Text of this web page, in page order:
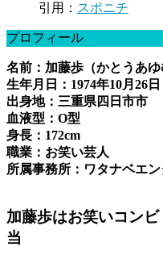
引用： スポニチ
プロフィール
名前：加藤歩（かとうあゆ
生年月日：1974年10月26日
出身地：三重県四日市市
血液型：O型
身長：172cm
職業：お笑い芸人
所属事務所：ワタナベエ
加藤歩はお笑いコン
当